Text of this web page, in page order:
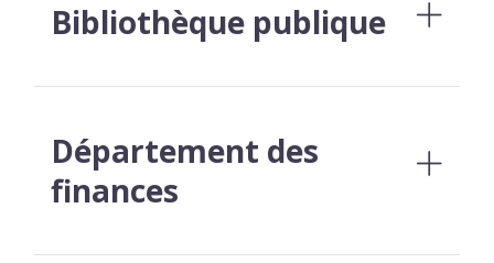
Bibliothèque publique
Département des
finances